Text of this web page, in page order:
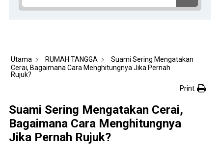
Utama RUMAH TANGGA
Suami Sering Mengatakan
Cerai, Bagaimana Cara Menghitungnya Jika Pernah
Rujuk?
Print
Suami Sering Mengatakan Cerai,
Bagaimana Cara Menghitungnya
Jika Pernah Rujuk?